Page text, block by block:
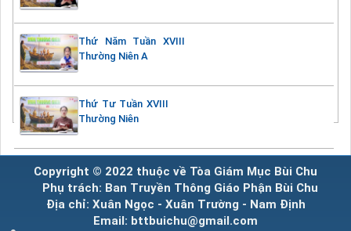
Thứ Năm Tuần XVIII
Thường Niên A
Thứ Tư Tuần XVIII
Thường Niên
Copyright © 2022 thuộc về Tòa Giám Mục Bùi Chu
Phụ trách: Ban Truyền Thông Giáo Phận Bùi Chu
Địa chỉ: Xuân Ngọc - Xuân Trường - Nam Định
Email: bttbuichu@gmail.com